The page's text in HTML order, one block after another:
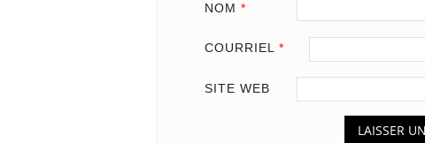
NOM *
COURRIEL *
SITE WEB